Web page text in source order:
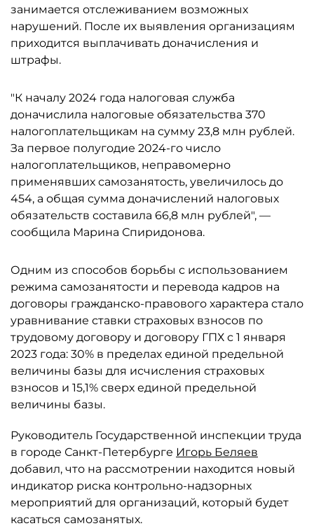
занимается отслеживанием возможных
нарушений. После их выявления организациям
приходится выплачивать доначисления и
штрафы.
"К началу 2024 года налоговая служба
доначислила налоговые обязательства 370
налогоплательщикам на сумму 23,8 млн рублей.
За первое полугодие 2024-го число
налогоплательщиков, неправомерно
применявших самозанятость, увеличилось до
454, а общая сумма доначислений налоговых
обязательств составила 66,8 млн рублей", —
сообщила Марина Спиридонова.
Одним из способов борьбы с использованием
режима самозанятости и перевода кадров на
договоры гражданско-правового характера стало
уравнивание ставки страховых взносов по
трудовому договору и договору ГПХ с 1 января
2023 года: 30% в пределах единой предельной
величины базы для исчисления страховых
взносов и 15,1% сверх единой предельной
величины базы.
Руководитель Государственной инспекции труда
в городе Санкт-Петербурге Игорь Беляев
добавил, что на рассмотрении находится новый
индикатор риска контрольно-надзорных
мероприятий для организаций, который будет
касаться самозанятых.